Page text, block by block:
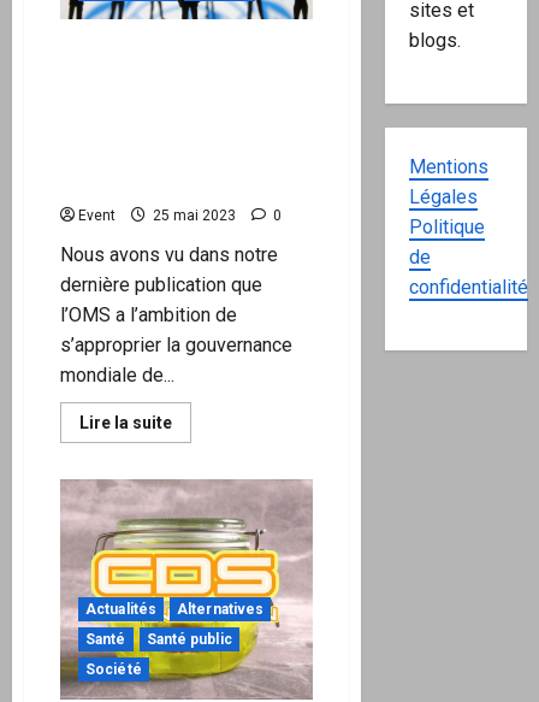
Event 25 mai 2023 0
Nous avons vu dans notre
dernière publication que
l’OMS a l’ambition de
s’approprier la gouvernance
mondiale de...
Lire la suiteEn
savoir
[MàJ]Le
troublant
Accord
signé
par
la
France
en
décembre
2019
confirme
le
pouvoir
Actualités
Alternatives
Santé
Santé public
Société
sites et
blogs.
Mentions
Légales
Politique
de
confidentialité